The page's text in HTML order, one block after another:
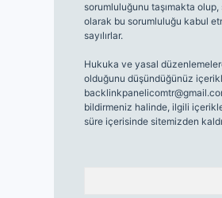
sorumluluğunu taşımakta
olarak bu sorumluluğu kabul
sayılırlar.
Hukuka ve yasal
olduğunu düşündüğünüz
bildirmeniz halinde, ilgili
süre içerisinde sitemizden